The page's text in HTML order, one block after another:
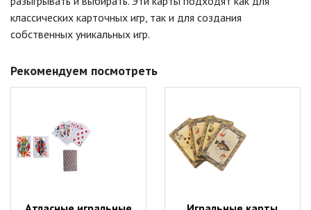
классических карточных игр, так и для создания
собственных уникальных игр.
Рекомендуем посмотреть